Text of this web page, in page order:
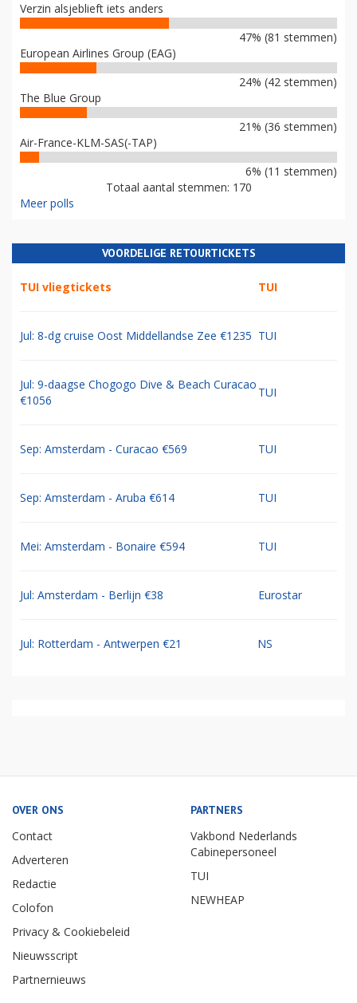
Verzin alsjeblieft iets anders
47% (81 stemmen)
European Airlines Group (EAG)
24% (42 stemmen)
The Blue Group
21% (36 stemmen)
Air-France-KLM-SAS(-TAP)
6% (11 stemmen)
Totaal aantal stemmen: 170
Meer polls
VOORDELIGE RETOURTICKETS
TUI vliegtickets TUI
Jul: 8-dg cruise Oost Middellandse Zee €1235 TUI
Jul: 9-daagse Chogogo Dive & Beach Curacao
€1056
TUI
Sep: Amsterdam - Curacao €569 TUI
Sep: Amsterdam - Aruba €614 TUI
Mei: Amsterdam - Bonaire €594 TUI
Jul: Amsterdam - Berlijn €38 Eurostar
Jul: Rotterdam - Antwerpen €21 NS
OVER ONS
Contact
Adverteren
Redactie
Colofon
Privacy & Cookiebeleid
Nieuwsscript
Partnernieuws
PARTNERS
Vakbond Nederlands
Cabinepersoneel
TUI
NEWHEAP